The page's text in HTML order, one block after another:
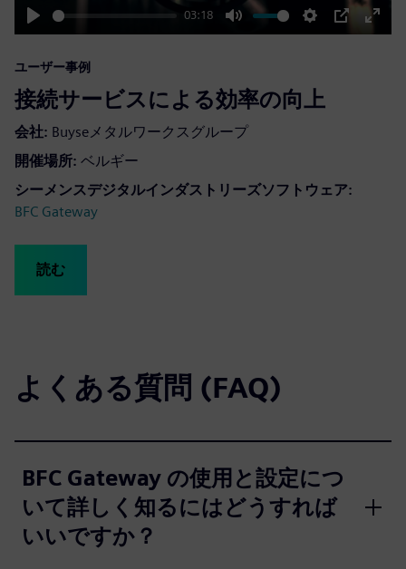
Play
03:18
Mute Settings
PIP
Enter
ユーザー事例
接続サービスによる効率の向上
会社: Buyseメタルワークスグループ
開催場所: ベルギー
シーメンスデジタルインダストリーズソフトウェア:
BFC Gateway
読む
よくある質問 (FAQ)
BFC Gateway の使用と設定につ
いて詳しく知るにはどうすれば
いいですか？